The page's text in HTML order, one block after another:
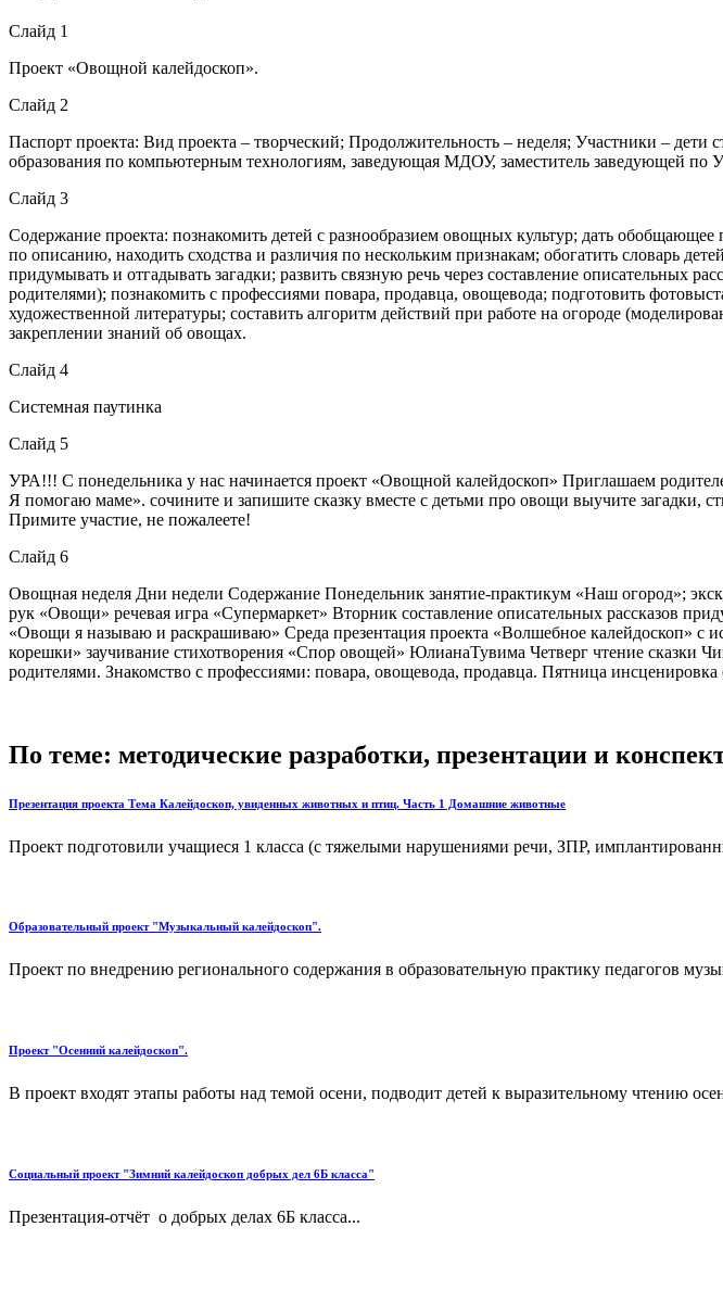
Слайд 1
Проект «Овощной калейдоскоп».
Слайд 2
Паспорт проекта: Вид проекта – творческий; Продолжительность – неделя; Участники –
образования по компьютерным технологиям, заведующая МДОУ, заместитель заведующей по
Слайд 3
Содержание проекта: познакомить детей с разнообразием овощных культур; дать
по описанию, находить сходства и различия по нескольким признакам; обогатить словарь
придумывать и отгадывать загадки; развить связную речь через составление описательных
родителями); познакомить с профессиями повара, продавца, овощевода; подготовить
художественной литературы; составить алгоритм действий при работе на огороде
закреплении знаний об овощах.
Слайд 4
Системная паутинка
Слайд 5
УРА!!! С понедельника у нас начинается проект «Овощной калейдоскоп» Приглашаем
Я помогаю маме». сочините и запишите сказку вместе с детьми про овощи выучите
Примите участие, не пожалеете!
Слайд 6
Овощная неделя Дни недели Содержание Понедельник занятие-практикум «Наш огород»;
рук «Овощи» речевая игра «Супермаркет» Вторник составление описательных рассказов
«Овощи я называю и раскрашиваю» Среда презентация проекта «Волшебное калейдоскоп» с
корешки» заучивание стихотворения «Спор овощей» ЮлианаТувима Четверг чтение
родителями. Знакомство с профессиями: повара, овощевода, продавца. Пятница
По теме: методические разработки, презентации и
Презентация проекта Тема Калейдоскоп, увиденных животных и птиц. Часть 1 Домашние животные
Проект подготовили учащиеся 1 класса (с тяжелыми нарушениями речи, ЗПР,
Образовательный проект "Музыкальный калейдоскоп".
Проект по внедрению регионального содержания в образовательную практику педагогов
Проект "Осенний калейдоскоп".
В проект входят этапы работы над темой осени, подводит детей к выразительному чтению
Социальный проект "Зимний калейдоскоп добрых дел 6Б класса"
Презентация-отчёт о добрых делах 6Б класса...